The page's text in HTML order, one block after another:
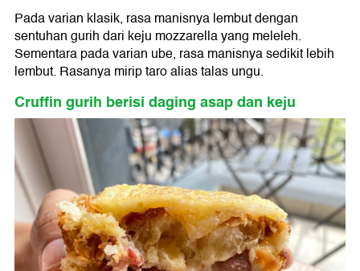
Pada varian klasik, rasa manisnya lembut dengan
sentuhan gurih dari keju mozzarella yang meleleh.
Sementara pada varian ube, rasa manisnya sedikit lebih
lembut. Rasanya mirip taro alias talas ungu.
Cruffin gurih berisi daging asap dan keju